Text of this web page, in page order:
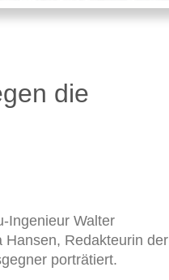
die
Ingenieur Walter
Hansen, Redakteurin der
porträtiert.